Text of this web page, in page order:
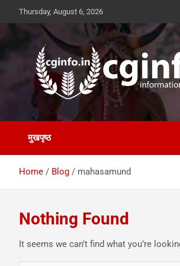
content
Thursday, August 6, 2026
cginfo.in
information of Chhattisgarh
मुखपृष्ठ
Home Blog mahasamund
Nothing Found
It seems we can’t find what you’re